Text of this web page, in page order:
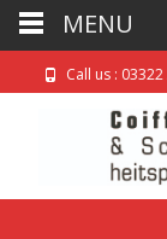
Call us :
MENU